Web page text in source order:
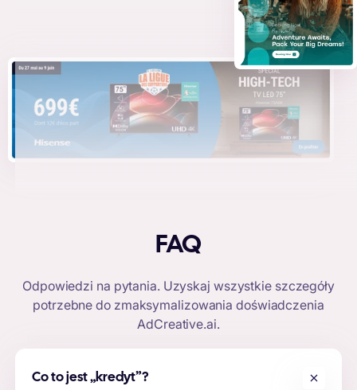
FAQ
Odpowiedzi na pytania. Uzyskaj wszystkie szczegóły
potrzebne do zmaksymalizowania doświadczenia
AdCreative.ai.
Co to jest „kredyt”?